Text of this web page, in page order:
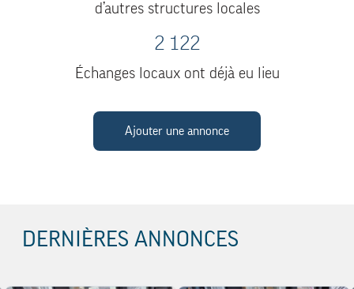
d’autres structures locales
2 122
Échanges locaux ont déjà eu lieu
Ajouter une annonce
DERNIÈRES ANNONCES